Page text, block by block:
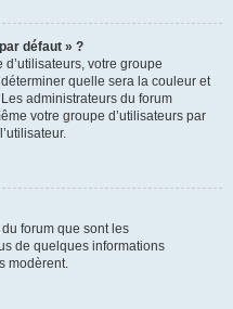
défaut » ?
votre groupe
quelle sera la couleur et
administrateurs du forum
votre groupe d’utilisateurs par
forum que sont les
de quelques informations
modèrent.